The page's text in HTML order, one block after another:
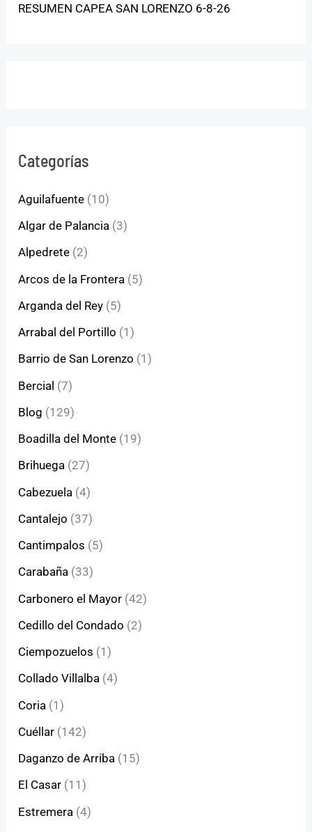
RESUMEN CAPEA SAN LORENZO 6-8-26
Categorías
Aguilafuente (10)
Algar de Palancia (3)
Alpedrete (2)
Arcos de la Frontera (5)
Arganda del Rey (5)
Arrabal del Portillo (1)
Barrio de San Lorenzo (1)
Bercial (7)
Blog (129)
Boadilla del Monte (19)
Brihuega (27)
Cabezuela (4)
Cantalejo (37)
Cantimpalos (5)
Carabaña (33)
Carbonero el Mayor (42)
Cedillo del Condado (2)
Ciempozuelos (1)
Collado Villalba (4)
Coria (1)
Cuéllar (142)
Daganzo de Arriba (15)
El Casar (11)
Estremera (4)